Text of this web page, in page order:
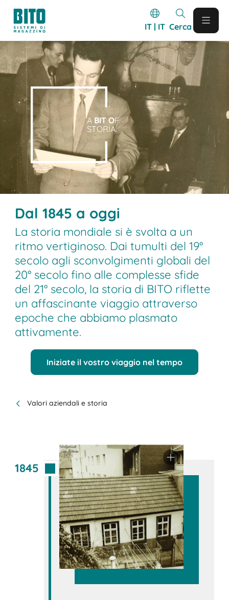
IT | IT Cerca
A BIT OF
STORIA.
Dal 1845 a oggi
La storia mondiale si è svolta a un
ritmo vertiginoso. Dai tumulti del 19°
secolo agli sconvolgimenti globali del
20° secolo fino alle complesse sfide
del 21° secolo, la storia di BITO riflette
un affascinante viaggio attraverso
epoche che abbiamo plasmato
attivamente.
Iniziate il vostro viaggio nel tempo
Valori aziendali e storia
1845